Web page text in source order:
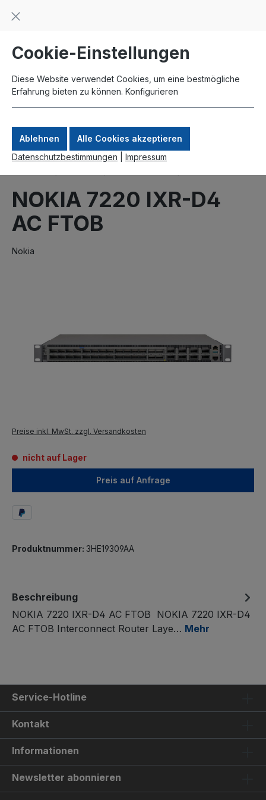
springen
Zahlung per Paypal
NOKIA 7220 IXR-D4
AC FTOB
Nokia
Preise inkl. MwSt. zzgl. Versandkosten
nicht auf Lager
Preis auf Anfrage
Produktnummer: 3HE19309AA
Beschreibung
NOKIA 7220 IXR-D4 AC FTOB NOKIA 7220 IXR-D4
AC FTOB Interconnect Router Laye… Mehr
Service-Hotline
Kontakt
Informationen
Newsletter abonnieren
Cookie-Einstellungen
Diese Website verwendet Cookies, um eine bestmögliche
Erfahrung bieten zu können. Konfigurieren
Ablehnen
Alle Cookies akzeptieren
Datenschutzbestimmungen
Impressum